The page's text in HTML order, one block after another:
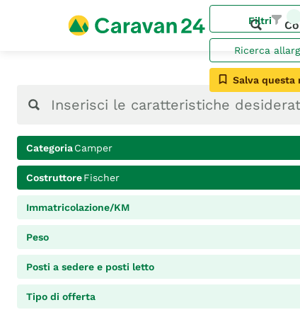
Filtri
Ricerca
Salva questa
CategoriaCamper
CostruttoreFischer
Immatricolazione/KM
Peso
Posti a sedere e posti letto
Tipo di offerta